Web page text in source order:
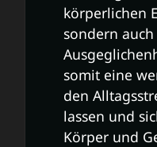
körperlichen
sondern
somit eine
den
lassen und
Körper und